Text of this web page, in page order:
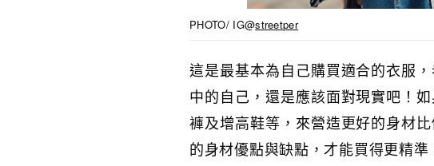
PHOTO/ IG@streetper
這是最基本為自己購買適合的衣服
中的自己，還是應該面對現實吧！
褲及增高鞋等，來營造更好的身材
的身材優點與缺點，才能買得更精準